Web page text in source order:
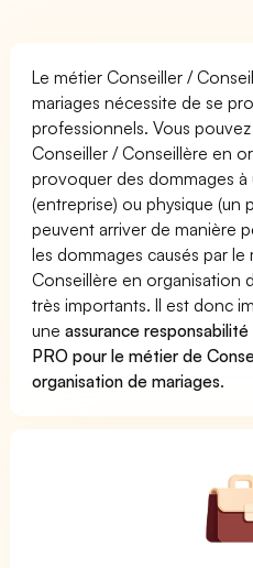
Le métier Conseiller /
mariages nécessite de se
professionnels. Vous
Conseiller / Conseillère en
provoquer des dommages
(entreprise) ou physique (un
peuvent arriver de manière
les dommages causés par
Conseillère en organisation
très importants. Il est donc
uneassurance
PRO pour le métier de
organisation de mariages.